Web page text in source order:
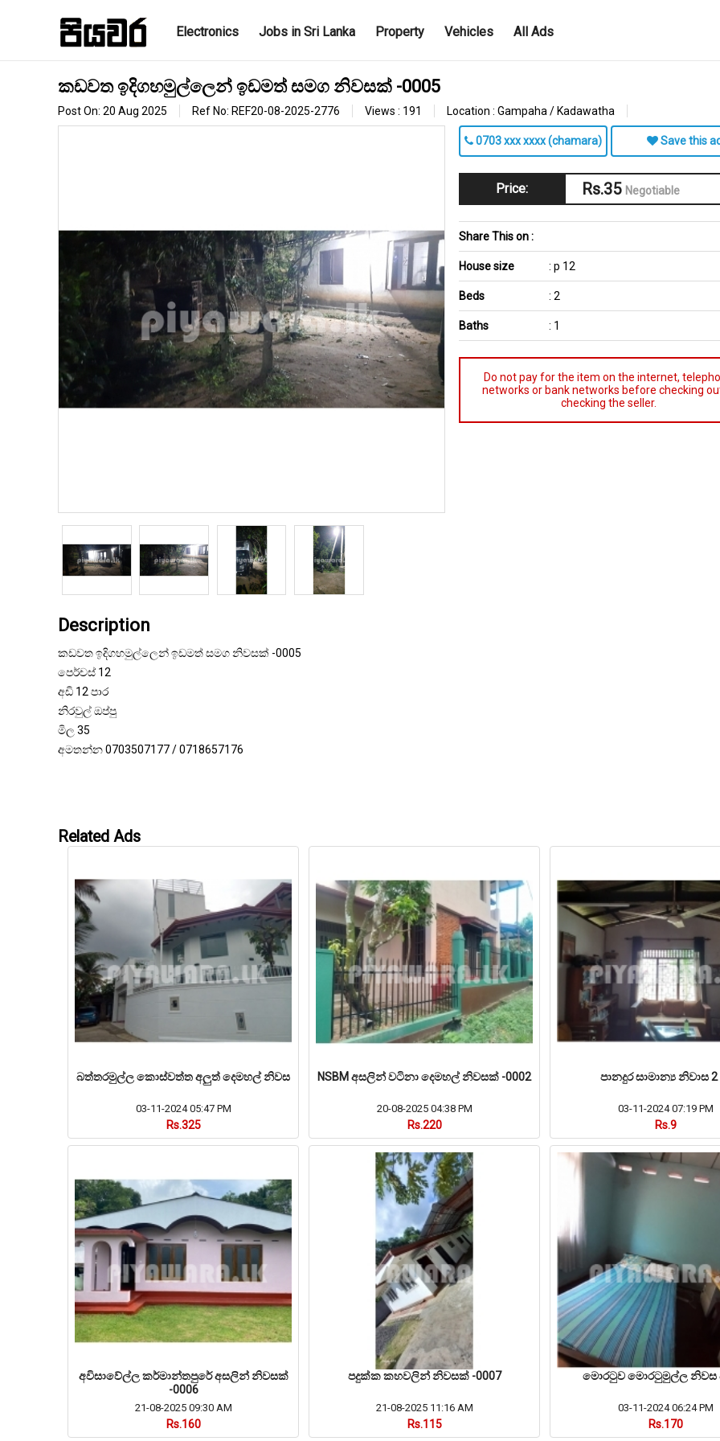
Electronics Jobs in Sri Lanka Property Vehicles All Ads
කඩවත ඉදිගහමුල්ලෙන් ඉඩමත් සමග නිවසක් -0005
Post On: 20 Aug 2025 Ref No: REF20-08-2025-2776 Views : 191 Location : Gampaha / Kadawatha
0703 xxx xxxx (chamara) Save this
Price: Rs.35 Negotiable
Share This on :
House size : p 12
Beds : 2
Baths : 1
Do not pay for the item on the internet,
networks or bank networks before checking
checking the seller.
Description
කඩවත ඉදිගහමුල්ලෙන් ඉඩමත් සමග නිවසක් -0005
පෙර්චස් 12
අඩි 12 පාර
නිරවුල් ඔප්පු
මිල 35
අමතන්න 0703507177 / 0718657176
Related Ads
බත්තරමුල්ල කොස්වත්ත අලුත් දෙමහල් නිවස
03-11-2024 05:47 PM
Rs.325
NSBM අසලින් වටිනා දෙමහල් නිවසක් -0002
20-08-2025 04:38 PM
Rs.220
පානදුර සාමාන්‍ය නිවාස
03-11-2024 07:19 PM
Rs.9
අවිසාවේල්ල කර්මාන්තපුරේ අසලින් නිවසක්
-0006
21-08-2025 09:30 AM
Rs.160
පදුක්ක කහවලින් නිවසක් -0007
21-08-2025 11:16 AM
Rs.115
මොරටුව මොරටුමුල්ල නිවස
03-11-2024 06:24 PM
Rs.170